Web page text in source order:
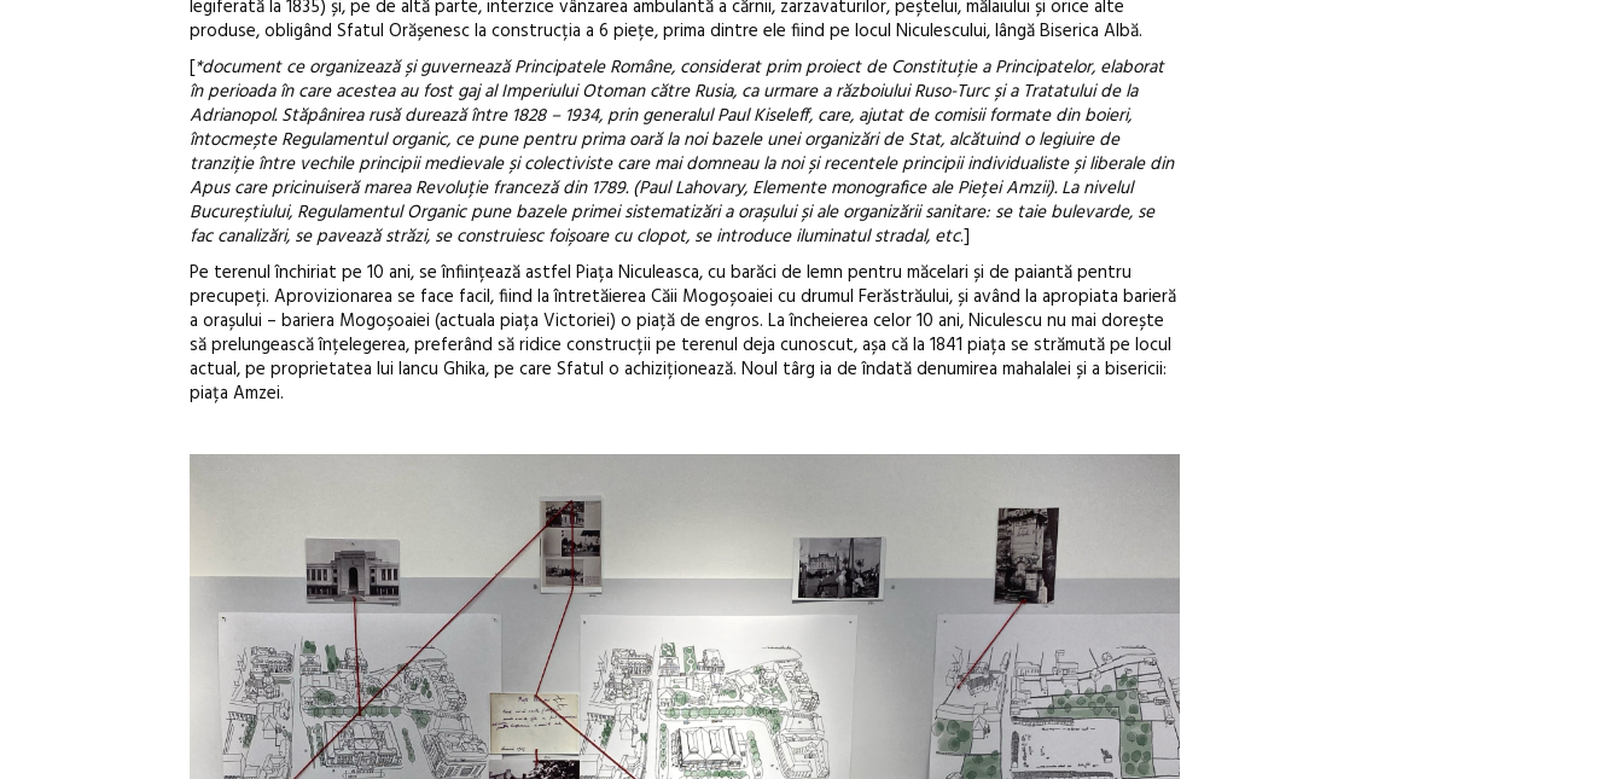
legiferată la 1835) și, pe de altă parte, interzice vânzarea ambulantă a cărnii, zarzavaturilor, peștelui, mălaiului și orice alte
produse, obligând Sfatul Orășenesc la construcția a 6 piețe, prima dintre ele fiind pe locul Niculescului, lângă Biserica Albă.
[*document ce organizează și guvernează Principatele Române, considerat prim proiect de Constituție a Principatelor, elaborat
în perioada în care acestea au fost gaj al Imperiului Otoman către Rusia, ca urmare a războiului Ruso-Turc și a Tratatului de la
Adrianopol. Stăpânirea rusă durează între 1828 – 1934, prin generalul Paul Kiseleff, care, ajutat de comisii formate din boieri,
întocmește Regulamentul organic, ce pune pentru prima oară la noi bazele unei organizări de Stat, alcătuind o legiuire de
tranziție între vechile principii medievale și colectiviste care mai domneau la noi și recentele principii individualiste și liberale din
Apus care pricinuiseră marea Revoluție franceză din 1789. (Paul Lahovary, Elemente monografice ale Pieței Amzii). La nivelul
Bucureștiului, Regulamentul Organic pune bazele primei sistematizări a orașului și ale organizării sanitare: se taie bulevarde, se
fac canalizări, se pavează străzi, se construiesc foișoare cu clopot, se introduce iluminatul stradal, etc.]
Pe terenul închiriat pe 10 ani, se înființează astfel Piața Niculeasca, cu barăci de lemn pentru măcelari și de paiantă pentru
precupeți. Aprovizionarea se face facil, fiind la întretăierea Căii Mogoșoaiei cu drumul Ferăstrăului, și având la apropiata barieră
a orașului – bariera Mogoșoaiei (actuala piața Victoriei) o piață de engros. La încheierea celor 10 ani, Niculescu nu mai dorește
să prelungească înțelegerea, preferând să ridice construcții pe terenul deja cunoscut, așa că la 1841 piața se strămută pe locul
actual, pe proprietatea lui Iancu Ghika, pe care Sfatul o achiziționează. Noul târg ia de îndată denumirea mahalalei și a bisericii:
piața Amzei.